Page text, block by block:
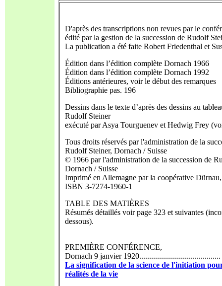
D'après des transcriptions non revues par le
édité par la gestion de la succession de Rudolf
La publication a été faite Robert Friedenthal et
Édition dans l’édition complète Dornach 1966
Édition dans l’édition complète Dornach 1992
Éditions antérieures, voir le début des remarques
Bibliographie pas. 196
Dessins dans le texte d’après des dessins au
Rudolf Steiner
exécuté par Asya Tourguenev et Hedwig Frey
Tous droits réservés par l'administration de la
Rudolf Steiner, Dornach / Suisse
© 1966 par l'administration de la succession de
Dornach / Suisse
Imprimé en Allemagne par la coopérative
ISBN 3-7274-1960-1
TABLE DES MATIÈRES
Résumés détaillés voir page 323 et suivantes
dessous).
PREMIÈRE CONFÉRENCE,
Dornach 9 janvier
La signification de la science de l'initiation
réalités de la vie